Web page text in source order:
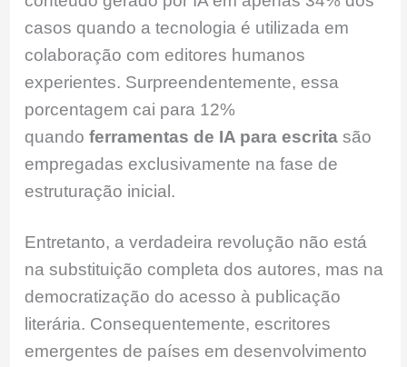
casos quando a tecnologia é utilizada em
colaboração com editores humanos
experientes. Surpreendentemente, essa
porcentagem cai para 12%
quandoferramentas de IA para escrita são
empregadas exclusivamente na fase de
estruturação inicial.
Entretanto, a verdadeira revolução não está
na substituição completa dos autores, mas na
democratização do acesso à publicação
literária. Consequentemente, escritores
emergentes de países em desenvolvimento